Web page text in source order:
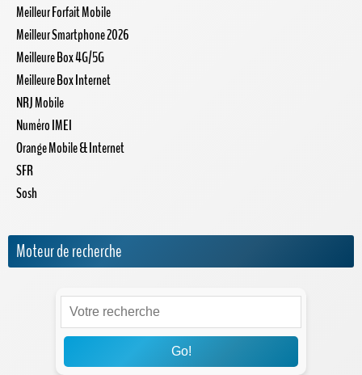
Meilleur Forfait Mobile
Meilleur Smartphone 2026
Meilleure Box 4G/5G
Meilleure Box Internet
NRJ Mobile
Numéro IMEI
Orange Mobile & Internet
SFR
Sosh
Moteur de recherche
Go!